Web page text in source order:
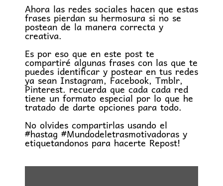
Ahora las redes sociales hacen que estas
frases pierdan su hermosura si no se
postean de la manera correcta y
creativa.
Es por eso que en este post te
compartiré algunas frases con las que te
puedes identificar y postear en tus redes
ya sean Instagram, Facebook, Tmblr,
Pinterest. recuerda que cada cada red
tiene un formato especial por lo que he
tratado de darte opciones para todo.
No olvides compartirlas usando el
#hastag #Mundodeletrasmotivadoras y
etiquetandonos para hacerte Repost!